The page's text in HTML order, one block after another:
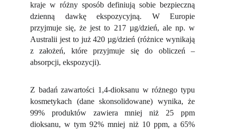
kraje w różny sposób definiują sobie bezpieczną
dzienną dawkę ekspozycyjną. W Europie
przyjmuje się, że jest to 217 µg/dzień, ale np. w
Australii jest to już 420 µg/dzień (różnice wynikają
z założeń, które przyjmuje się do obliczeń –
absorpcji, ekspozycji).
Z badań zawartości 1,4-dioksanu w różnego typu
kosmetykach (dane skonsolidowane) wynika, że
99% produktów zawiera mniej niż 25 ppm
dioksanu, w tym 92% mniej niż 10 ppm, a 65%